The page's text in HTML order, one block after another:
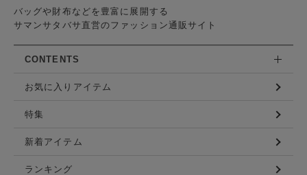
バッグや財布などを豊富に展開する
サマンサタバサ直営のファッション通販サイト
CONTENTS
お気に入りアイテム
特集
新着アイテム
ランキング